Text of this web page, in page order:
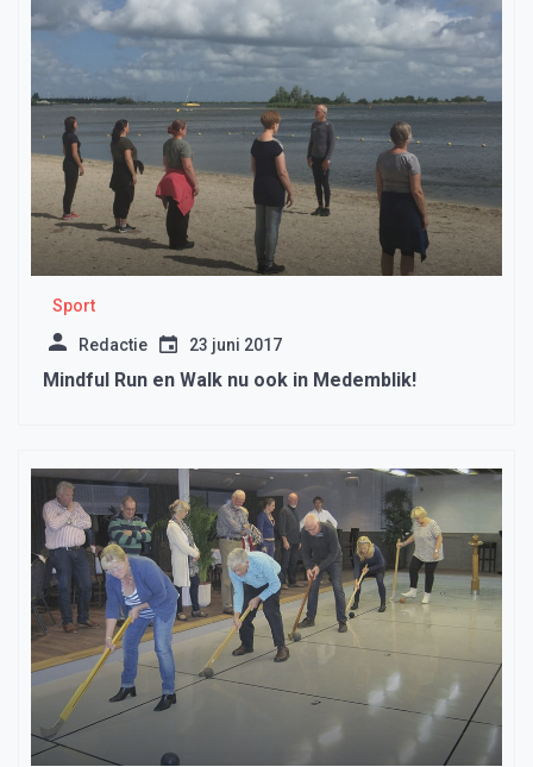
Sport
Redactie 23 juni 2017
Mindful Run en Walk nu ook in Medemblik!